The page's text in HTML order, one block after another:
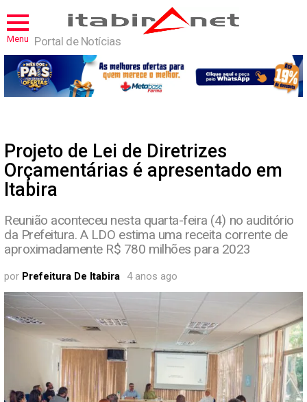
Menu Portal de Notícias
Projeto de Lei de Diretrizes
Orçamentárias é apresentado em
Itabira
Reunião aconteceu nesta quarta-feira (4) no auditório
da Prefeitura. A LDO estima uma receita corrente de
aproximadamente R$ 780 milhões para 2023
por Prefeitura De Itabira 4 anos ago